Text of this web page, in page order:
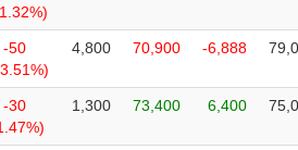
-50
4,800 70,900 -6,888
-30
1,300 73,400 6,400